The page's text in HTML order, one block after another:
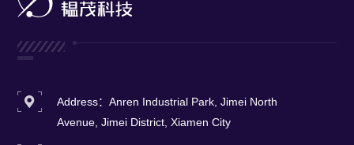
Address：Anren Industrial Park, Jimei North
Avenue, Jimei District, Xiamen City